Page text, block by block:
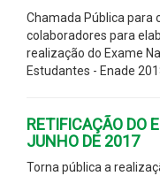
Chamada Pública para
colaboradores para
realização do Exame
Estudantes - Enade
RETIFICAÇÃO DO
JUNHO DE 2017
Torna pública a